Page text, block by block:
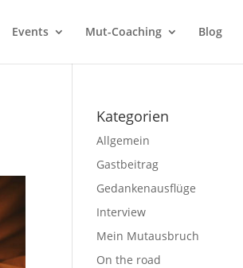
Events Mut-Coaching Blog
Kategorien
Allgemein
Gastbeitrag
Gedankenausflüge
Interview
Mein Mutausbruch
On the road